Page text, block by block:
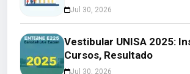
Jul 30, 2026
Vestibular UNISA 2025:
Cursos, Resultado
Jul 30, 2026